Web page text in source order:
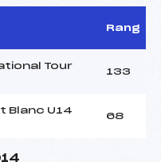
Rang
Tour
133
Blanc U14
68